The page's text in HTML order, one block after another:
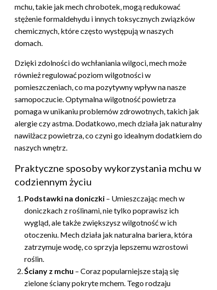
mchu, takie jak mech chrobotek, mogą redukować
stężenie formaldehydu i innych toksycznych związków
chemicznych, które często występują w naszych
domach.
Dzięki zdolności do wchłaniania wilgoci, mech może
również regulować poziom wilgotności w
pomieszczeniach, co ma pozytywny wpływ na nasze
samopoczucie. Optymalna wilgotność powietrza
pomaga w unikaniu problemów zdrowotnych, takich jak
alergie czy astma. Dodatkowo, mech działa jak naturalny
nawilżacz powietrza, co czyni go idealnym dodatkiem do
naszych wnętrz.
Praktyczne sposoby wykorzystania mchu w
codziennym życiu
Podstawki na doniczki – Umieszczając mech w
doniczkach z roślinami, nie tylko poprawisz ich
wygląd, ale także zwiększysz wilgotność w ich
otoczeniu. Mech działa jak naturalna bariera, która
zatrzymuje wodę, co sprzyja lepszemu wzrostowi
roślin.
Ściany z mchu – Coraz popularniejsze stają się
zielone ściany pokryte mchem. Tego rodzaju